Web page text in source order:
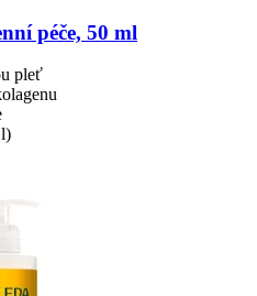
péče, 50 ml
pleť